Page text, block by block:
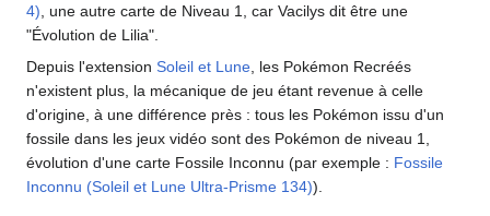
4) , une autre carte de Niveau 1, car Vacilys dit être une
"Évolution de Lilia".
Depuis l'extension Soleil et Lune , les Pokémon Recréés
n'existent plus, la mécanique de jeu étant revenue à celle
d'origine, à une différence près : tous les Pokémon issu d'un
fossile dans les jeux vidéo sont des Pokémon de niveau 1,
évolution d'une carte Fossile Inconnu (par exemple : Fossile
Inconnu (Soleil et Lune Ultra-Prisme 134)).